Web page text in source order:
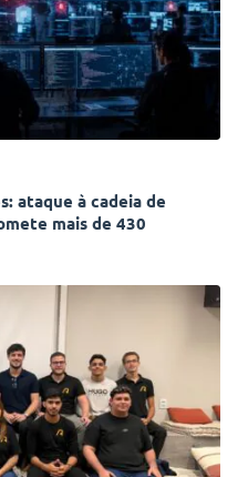
ataque à cadeia de
mais de 430